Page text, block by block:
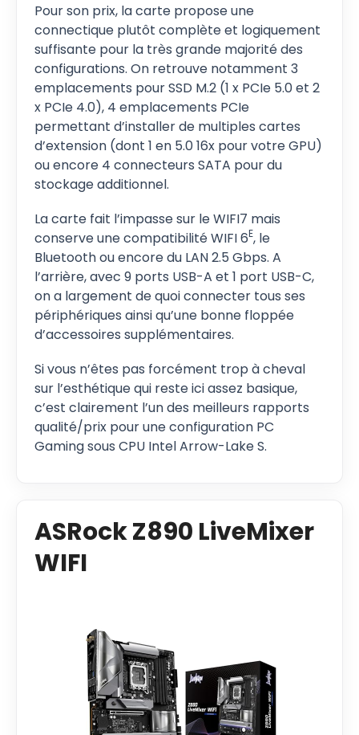
Pour son prix, la carte propose une
connectique plutôt complète et logiquement
suffisante pour la très grande majorité des
configurations. On retrouve notamment 3
emplacements pour SSD M.2 (1 x PCIe 5.0 et 2
x PCIe 4.0), 4 emplacements PCIe
permettant d’installer de multiples cartes
d’extension (dont 1 en 5.0 16x pour votre GPU)
ou encore 4 connecteurs SATA pour du
stockage additionnel.
La carte fait l’impasse sur le WIFI7 mais
conserve une compatibilité WIFI 6E, le
Bluetooth ou encore du LAN 2.5 Gbps. A
l’arrière, avec 9 ports USB-A et 1 port USB-C,
on a largement de quoi connecter tous ses
périphériques ainsi qu’une bonne floppée
d’accessoires supplémentaires.
Si vous n’êtes pas forcément trop à cheval
sur l’esthétique qui reste ici assez basique,
c’est clairement l’un des meilleurs rapports
qualité/prix pour une configuration PC
Gaming sous CPU Intel Arrow-Lake S.
ASRock Z890 LiveMixer
WIFI